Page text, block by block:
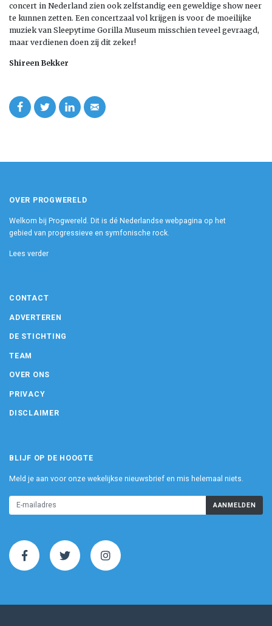
concert in Nederland zien ook zelfstandig een geweldige show neer
te kunnen zetten. Een concertzaal vol krijgen is voor de moeilijke
muziek van Sleepytime Gorilla Museum misschien teveel gevraagd,
maar verdienen doen zij dit zeker!
Shireen Bekker
OVER PROGWERELD
Welkom bij Progwereld. Dit is dé Nederlandse webpagina op het
gebied van progressieve en symfonische rock.
Lees verder
CONTACT
ADVERTEREN
DE STICHTING
TEAM
OVER ONS
PRIVACY
DISCLAIMER
BLIJF OP DE HOOGTE
Meld je aan voor onze wekelijkse nieuwsbrief en mis helemaal niets.
AANMELDEN